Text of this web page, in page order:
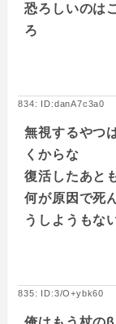
恐ろしいのは
ろ
834: ID:danA7c3a0
無視するやつ
くからな
復活したあと
何が原因で死
うしようもな
835: ID:3/O+ybk60